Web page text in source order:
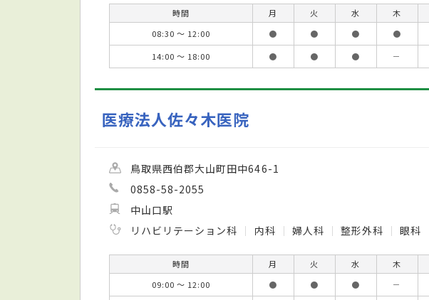
時間 月 火 水 木
08:30 ～ 12:00
● ● ● ●
14:00 ～ 18:00
● ● ● －
医療法人佐々木医院
鳥取県西伯郡大山町田中646-1
0858-58-2055
中山口駅
リハビリテーション科
内科 婦人科 整形外科 眼科
時間 月 火 水 木
09:00 ～ 12:00
● ● ● －